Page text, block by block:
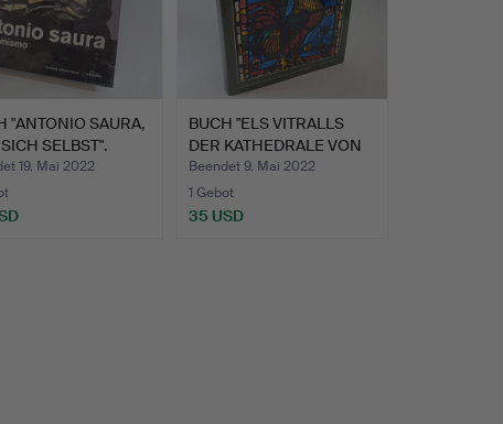
"ANTONIO SAURA,
SELBST".
19. Mai 2022
BUCH "ELS VITRALLS
DER KATHEDRALE VON
BARC…
Beendet 9. Mai 2022
1 Gebot
35 USD